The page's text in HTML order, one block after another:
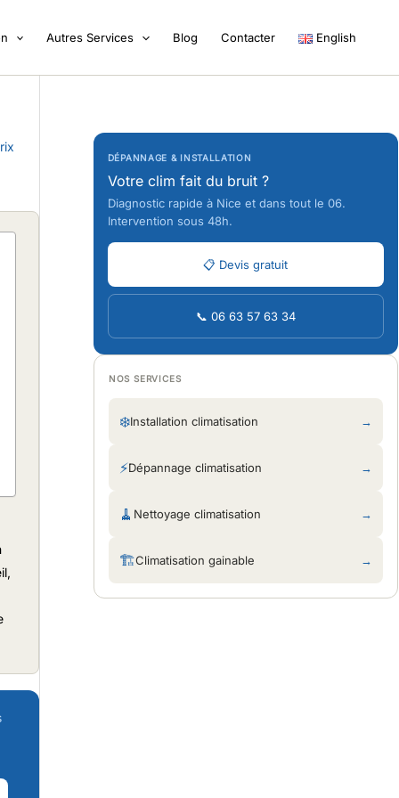
Autres Services Blog Contacter English
DÉPANNAGE & INSTALLATION
Votre clim fait du bruit ?
Diagnostic rapide à Nice et dans tout le 06.
Intervention sous 48h.
📋 Devis gratuit
📞 06 63 57 63 34
NOS SERVICES
❄️Installation climatisation →
⚡Dépannage climatisation →
🧹 Nettoyage climatisation →
🏗Climatisation gainable →